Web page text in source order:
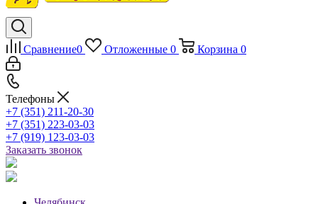
Сравнение0 Отложенные 0 Корзина 0
Телефоны
+7 (351) 211-20-30
+7 (351) 223-03-03
+7 (919) 123-03-03
Заказать звонок